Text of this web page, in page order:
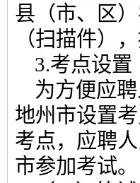
县（市、区
（扫描件）
3.考点设置
为方便应
地州市设置
考点，应聘
市参加考试。